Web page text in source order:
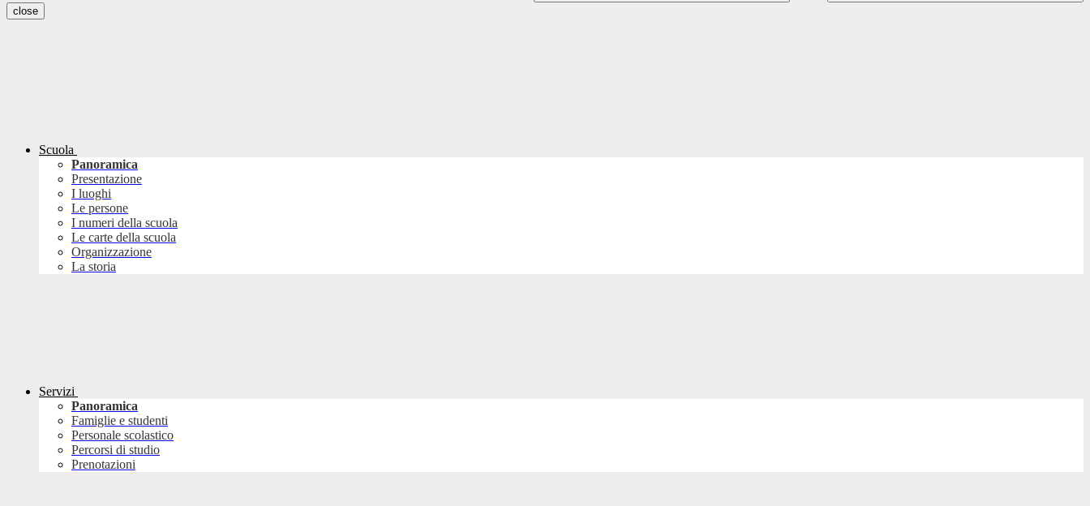
close
Scuola
Panoramica
Presentazione
I luoghi
Le persone
I numeri della scuola
Le carte della scuola
Organizzazione
La storia
Servizi
Panoramica
Famiglie e studenti
Personale scolastico
Percorsi di studio
Prenotazioni